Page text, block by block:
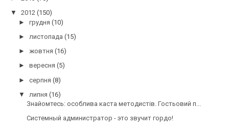
▼
2012 (150)
► грудня (10)
► листопада (15)
► жовтня (16)
► вересня (5)
► серпня (8)
▼
липня (16)
Знайомтесь: особлива каста методистів. Гостьовий п...
Системный администратор - это звучит гордо!